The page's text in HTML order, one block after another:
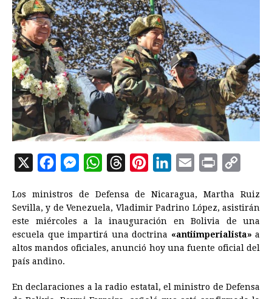
X
c
e
b
o
k
M
s
e
n
e
W
a
s
A
p
r
e
a
d
n
t
e
r
s
n
k
e
d
n
a
i
l
i
n
t
p
y
L
i
k
Los ministros de Defensa de Nicaragua, Martha Ruiz
Sevilla, y de Venezuela, Vladimir Padrino López, asistirán
este miércoles a la inauguración en Bolivia de una
escuela que impartirá una doctrina «antiimperialista» a
altos mandos oficiales, anunció hoy una fuente oficial del
país andino.
En declaraciones a la radio estatal, el ministro de Defensa